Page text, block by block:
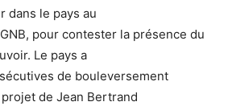
dans le pays au
pour contester la présence du
Le pays a
de bouleversement
de Jean Bertrand